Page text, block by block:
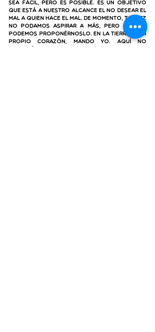
sea fácil, pero es posible. Es un objetivo
que está a nuestro alcance el no desear el
mal a quien hace el mal. De momento, tal vez
no podamos aspirar a más, pero esto sí
podemos proponérnoslo. En la tierra de mi
propio corazón, mando yo. Aquí no